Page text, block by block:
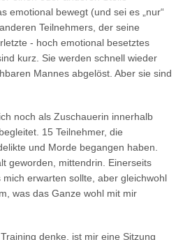
emotional bewegt (und sei es „nur“
Teilnehmers, der seine
- hoch emotional besetztes
kurz. Sie werden schnell wieder
Mannes abgelöst. Aber sie sind
noch als Zuschauerin innerhalb
15 Teilnehmer, die
und Morde begangen haben.
geworden, mittendrin. Einerseits
erwarten sollte, aber gleichwohl
was das Ganze wohl mit mir
denke, ist mir eine Sitzung